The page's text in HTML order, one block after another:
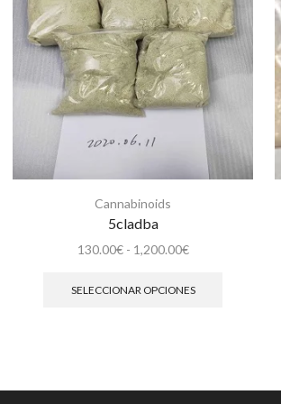
Cannabinoids
5cladba
130.00€ - 1,200.00€Rango
precios:
SELECCIONAR OPCIONES